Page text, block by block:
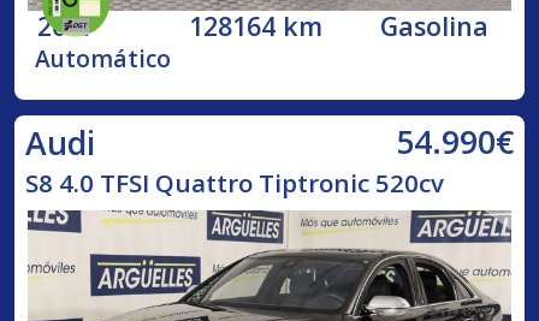
2017 128164 km Gasolina
Automático
Audi 54.990€
S8 4.0 TFSI Quattro Tiptronic 520cv